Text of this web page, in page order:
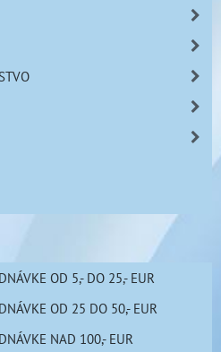
OD 5,- DO 25,- EUR
OD 25 DO 50,- EUR
NAD 100,- EUR